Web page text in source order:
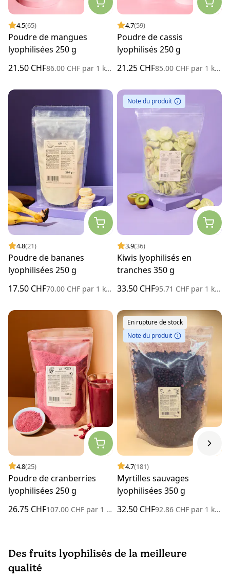
4.5(65)
Poudre de mangues
lyophilisées 250 g
21.50 CHF86.00 CHF par 1 kilogramme
4.7(59)
Poudre de cassis
lyophilisés 250 g
21.25 CHF85.00 CHF par 1 kilogramme
4.8(21)
Poudre de bananes
lyophilisées 250 g
17.50 CHF70.00 CHF par 1 kilogramme
Note du produit
3.9(36)
Kiwis lyophilisés en
tranches 350 g
33.50 CHF95.71 CHF par 1 kilogramme
4.8(25)
Poudre de cranberries
lyophilisées 250 g
26.75 CHF107.00 CHF par 1 kilogramme
En rupture de stock
Note du produit
4.7(181)
Myrtilles sauvages
lyophilisées 350 g
32.50 CHF92.86 CHF par 1 kilogramme
Des fruits lyophilisés de la meilleure
qualité